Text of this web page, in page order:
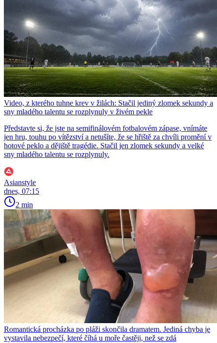
Video, z kterého tuhne krev v žilách: Stačil jediný zlomek sekundy a
sny mladého talentu se rozplynuly v živém pekle
Představte si, že jste na semifinálovém fotbalovém zápase, vnímáte
jen hru, touhu po vítězství a netušíte, že se hřiště za chvíli promění v
hotové peklo a dějiště tragédie. Stačil jen zlomek sekundy a velké
sny mladého talentu se rozplynuly.
Asianstyle
dnes, 07:15
2 min
Romantická procházka po pláži skončila dramatem. Jediná chyba je
vystavila nebezpečí, které číhá u moře častěji, než se zdá